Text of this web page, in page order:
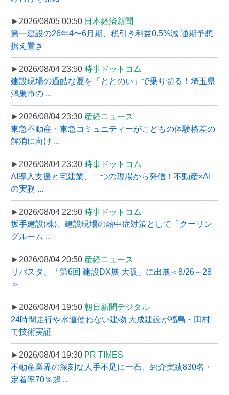
►2026/08/05 00:50 日本経済新聞
第一建設の26年4〜6月期、税引き利益0.5%減 通期予想
据え置き
►2026/08/04 23:50 時事ドットコム
建設現場の過酷な夏を「ととのい」で乗り切る！埼玉県
鴻巣市の ...
►2026/08/04 23:30 産経ニュース
東急不動産・東急コミュニティーがこどもの体験格差の
解消に向け ...
►2026/08/04 23:30 時事ドットコム
AI導入支援と宅建業、二つの現場から発信！不動産×AI
の実務 ...
►2026/08/04 22:50 時事ドットコム
坂手建設(株)、建設現場の熱中症対策として「クーリン
グルーム ...
►2026/08/04 20:50 産経ニュース
リバスタ、「第6回 建設DX展 大阪」に出展＜8/26～28
＞
►2026/08/04 19:50 朝日新聞デジタル
24時間走行や水道使わない建物 大成建設が福島・田村
で技術実証
►2026/08/04 19:30 PR TIMES
不動産業界の深刻な人手不足に一石、紹介実績830名・
定着率70％超 ...